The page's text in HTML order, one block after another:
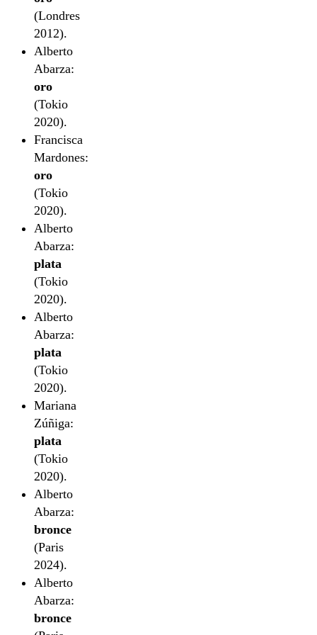
(Londres
2012).
Alberto
Abarza:
oro
(Tokio
2020).
Francisca
Mardones:
oro
(Tokio
2020).
Alberto
Abarza:
plata
(Tokio
2020).
Alberto
Abarza:
plata
(Tokio
2020).
Mariana
Zúñiga:
plata
(Tokio
2020).
Alberto
Abarza:
bronce
(Paris
2024).
Alberto
Abarza:
bronce